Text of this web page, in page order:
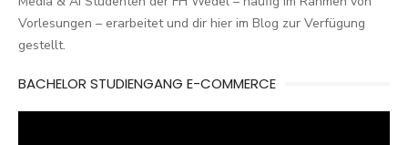
Vorlesungen – erarbeitet und dir hier im Blog zur Verfügung
gestellt.
BACHELOR STUDIENGANG E-COMMERCE